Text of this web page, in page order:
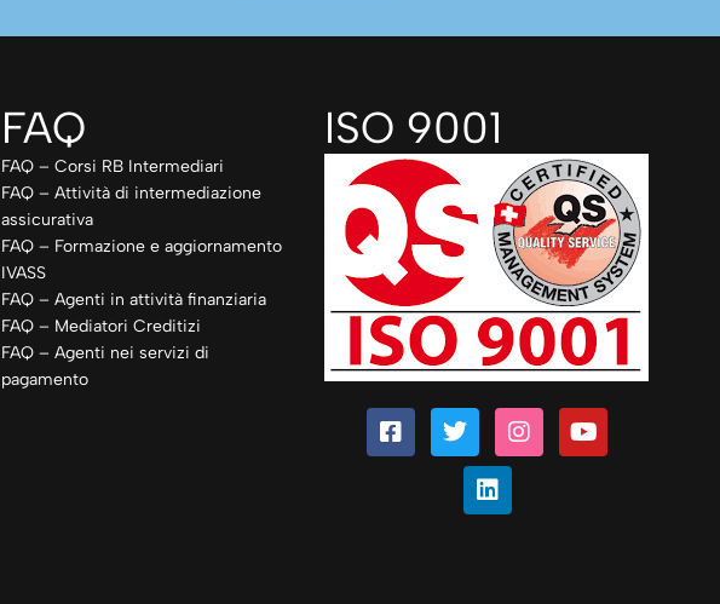
FAQ
FAQ – Corsi RB Intermediari
FAQ – Attività di intermediazione
assicurativa
FAQ – Formazione e aggiornamento
IVASS
FAQ – Agenti in attività finanziaria
FAQ – Mediatori Creditizi
FAQ – Agenti nei servizi di
pagamento
ISO 9001